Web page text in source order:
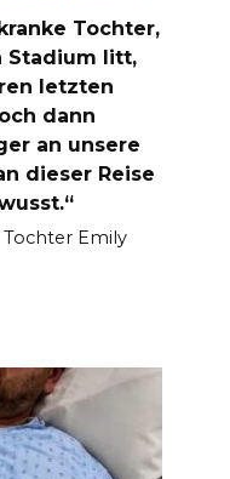
Tochter,
Stadium litt,
letzten
dann
an unsere
dieser Reise
Emily